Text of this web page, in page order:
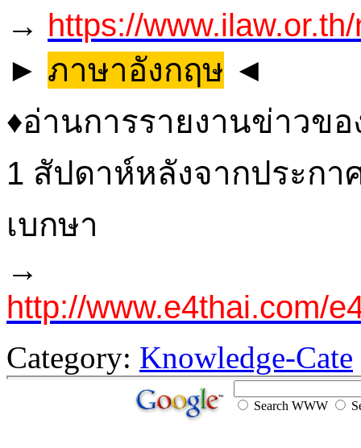
→ https://
► ภาษาอังกฤษ ◄
♦อ่านการรายงานข่าวข
1 สัปดาห์หลังจากประก
เบกษา
→
http://www.e4thai.com/
Category: Knowledge-Cate
Search WWW